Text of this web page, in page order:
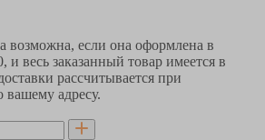
возможна, если она оформлена в
, и весь заказанный товар имеется в
рассчитывается при
вашему адресу.